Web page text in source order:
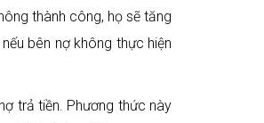
thành công, họ sẽ tăng
bên nợ không thực hiện
trả tiền. Phương thức này